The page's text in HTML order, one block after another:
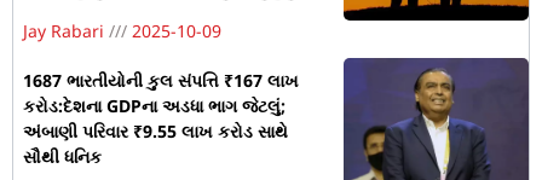
Jay Rabari
2025-10-09
1687 ભારતીયોની કુલ સંપત્તિ ₹167 લાખ
કરોડ:દેશના GDPના અડધા ભાગ જેટલું;
અંબાણી પરિવાર ₹9.55 લાખ કરોડ સાથે
સૌથી ધનિક